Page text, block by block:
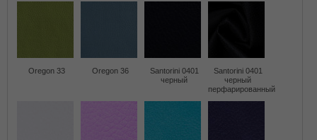
Oregon 33 Oregon 36
Santorini 0401
черный
Santorini 0401
черный
перфарированный